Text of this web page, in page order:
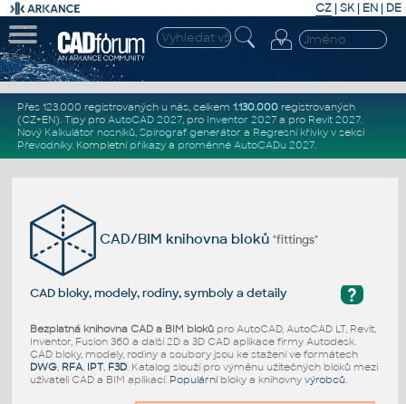
CZ | SK| EN | DE
Přes 123.000 registrovaných u nás, celkem 1.130.000registrovaných
(CZ+EN). Tipy pro AutoCAD 2027, pro Inventor 2027a pro Revit 2027.
Nový Kalkulátor nosníků, Spirograf generátor a Regresní křivkyv sekci
Převodníky. Kompletní příkazya proměnné AutoCADu 2027.
CAD/BIM knihovna bloků"fittings"
?
CAD bloky, modely, rodiny, symboly a detaily
Bezplatná knihovna CAD a BIM blokůpro AutoCAD, AutoCAD LT, Revit,
Inventor, Fusion 360 a další 2D a 3D CAD aplikace firmy Autodesk.
CAD bloky, modely, rodiny a soubory jsou ke stažení ve formátech
DWG, RFA, IPT, F3D. Katalog slouží pro výměnu užitečných bloků mezi
uživateli CAD a BIM aplikací. Populárníbloky a knihovny výrobců.